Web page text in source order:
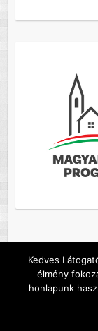
Copyright © 2026
Kedves
élmény
honlapunk